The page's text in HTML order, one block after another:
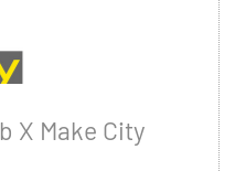
X Make City